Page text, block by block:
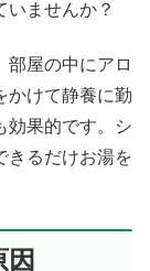
いませんか？
部屋の中にアロ
かけて静養に勤
効果的です。シ
きるだけお湯を